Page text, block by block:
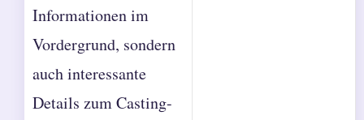
Informationen im
Vordergrund, sondern
auch interessante
Details zum Casting-